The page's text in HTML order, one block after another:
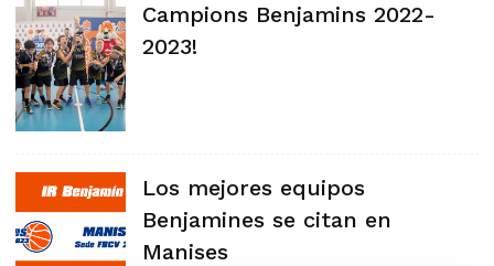
Campions Benjamins 2022-
2023!
Los mejores equipos
Benjamines se citan en
Manises